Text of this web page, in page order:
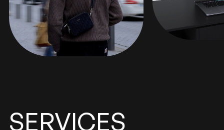
SERVICES